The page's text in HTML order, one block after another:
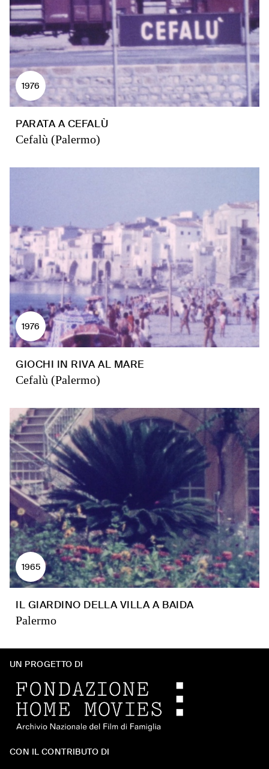
1976
PARATA A CEFALÙ
Cefalù (Palermo)
1976
GIOCHI IN RIVA AL MARE
Cefalù (Palermo)
1965
IL GIARDINO DELLA VILLA A BAIDA
Palermo
UN PROGETTO DI
CON IL CONTRIBUTO DI